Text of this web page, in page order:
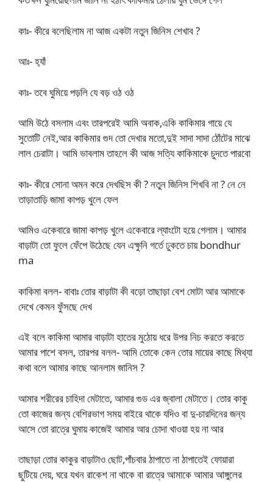
কাঃ- কীরে বলেছিলাম না আজ একটা নতুন জিনিস শেখাব ?
আঃ- হ‍্যাঁ
কাঃ- তবে ঘুমিয়ে পড়লি যে বড় ওঠ ওঠ
আমি উঠে বসলাম এবং তারপরেই আমি অবাক,একি কাকিমার গায়ে যে
সুতোটি নেই,আর কাকিমার গুদ তো দেখার মতো,দুই সাদা সাদা ঠোঁটের মাঝে
লাল চেরাটা। আমি ভাবলাম তাহলে কী আজ সত্যি কাকিমাকে চুদতে পারবো
কাঃ- কীরে সোনা অমন করে দেখছিস কী ? নতুন জিনিস শিখবি না ? নে নে
তাড়াতাড়ি জামা কাপড় খুলে ফেল
আমিও একেবারে জামা কাপড় খুলে একেবারে ল্যাংটো হয়ে গেলাম। আমার
বাড়াটা তো ফুলে ফেঁপে উঠেছে যেন এক্ষুনি গর্তে ঢুকতে চায় bondhur
ma
কাকিমা বলল- বাবাঃ তোর বাড়াটা কী বড়ো তাছাড়া বেশ মোটা আর আমাকে
দেখে কেমন ফুঁসছে দেখ
এই বলে কাকিমা আমার বাড়াটা হাতের মুঠোয় ধরে উপর নিচ করতে করতে
আমার পাশে বসল, তারপর বলল- আমি তোকে কেন তোর মায়ের কাছে মিথ্যা
কথা বলে আমার কাছে আনলাম জানিস ?
আমার শরীরের চাহিদা মেটাতে, আমার গুড এর জ্বালা মেটাতে। তোর কাকু
তো কাজের জন্য বেশিরভাগ সময় বাইরে থাকে যদিও বা দু-চারদিনের জন্য
আসে তো রাত্রে ঘুমায় কাজেই আমার আর চোদা খাওয়া হয় না আর
তাছাড়া তোর কাকুর বাড়াটাও ছোট,পাঁচবার ঠাপাতে না ঠাপাতেই ফোয়ারা
ছুটিয়ে দেয়, ঘরে যখন রাকেশ না থাকে বা রাত্রে আমাকে আমার আঙ্গুলের